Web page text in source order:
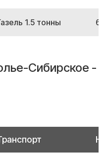
1.5 тонны
Сибирское -